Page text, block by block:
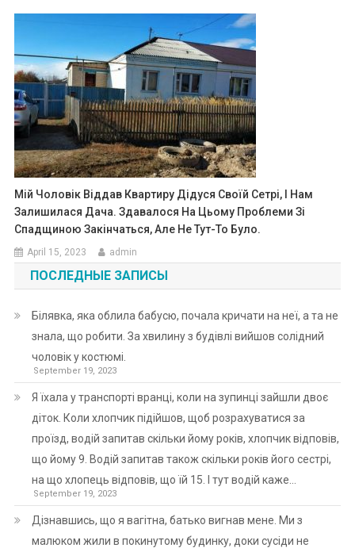
Мій Чоловік Віддав Квартиру Дідуся Своїй Сетрі, І Нам
Залишилася Дача. Здавалося На Цьому Проблеми Зі
Спадщиною Закінчаться, Але Не Тут-То Було.
April 15, 2023 admin
ПОСЛЕДНЫЕ ЗАПИСЫ
Білявка, яка облила бабусю, почала кричати на неї, а та не
знала, що робити. За хвилину з будівлі вийшов солідний
чоловік у костюмі.
September 19, 2023
Я їхала у транспорті вранці, коли на зупинці зайшли двоє
діток. Коли хлопчик підійшов, щоб розрахуватися за
проїзд, водій запитав скільки йому років, хлопчик відповів,
що йому 9. Водій запитав також скільки років його сестрі,
на що хлопець відповів, що їй 15. І тут водій каже…
September 19, 2023
Дізнавшись, що я вагітна, батько вигнав мене. Ми з
малюком жили в покинутому будинку, доки сусіди не